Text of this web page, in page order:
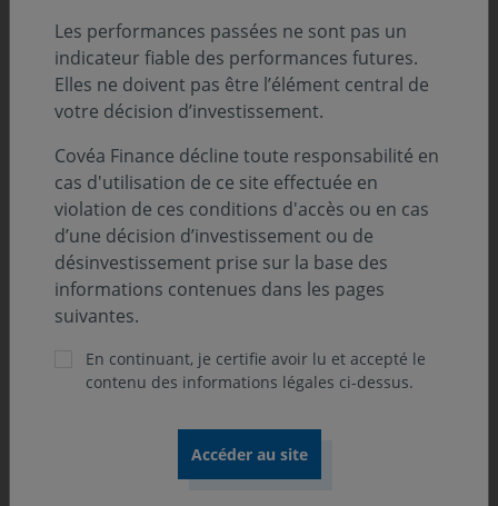
Position-recommandation AMF :
Catégorie 2 AMF
Orientation de gestion
L’OPCVM est sans classification. Il a pour objectif de
rechercher à long terme une plus-value des
investissements sur le marché des actions françaises et
valeurs assimilées par le biais d’une gestion active.
Aucun indicateur de référence n'est défini.
Principaux risques associés au fonds
Risque actions, Risque lié à la gestion discrétionnaire,
Risque de perte en capital, Risque de taux, Risque de
change. Les risques cités ne sont pas limitatifs. Pour
Les performances passées ne sont pas un
indicateur fiable des performances futures.
Elles ne doivent pas être l’élément central de
votre décision d’investissement.
Covéa Finance décline toute responsabilité en
cas d'utilisation de ce site effectuée en
violation de ces conditions d'accès ou en cas
d’une décision d’investissement ou de
désinvestissement prise sur la base des
informations contenues dans les pages
suivantes.
En continuant, je certifie avoir lu et accepté le
contenu des informations légales ci-dessus.